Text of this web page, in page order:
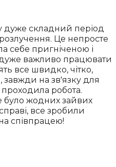
дуже складний період
Це непросте
себе пригніченою і
дуже важливо працювати
все швидко, чітко,
на зв'язку для
проходила робота.
жодних зайвих
все зробили
співпрацею!